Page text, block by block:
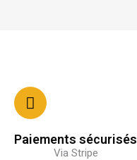
Paiements sécurisés
Via Stripe